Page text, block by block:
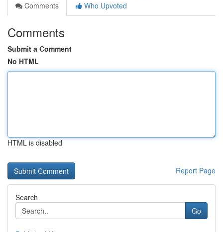
Comments
Who Upvoted
Comments
Submit a Comment
No HTML
HTML is disabled
Report Page
Search
Go